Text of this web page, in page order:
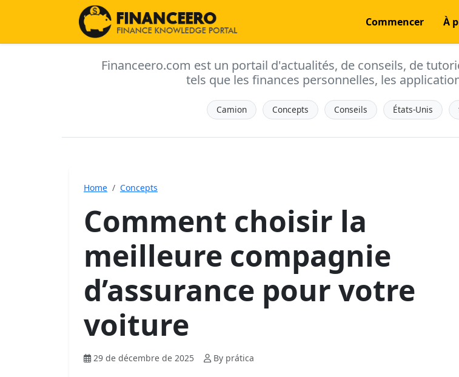
Commencer À
Financeero.com est un portail d'actualités, de conseils, de
tels que les finances personnelles, les
Camion Concepts Conseils États-Unis
Home Concepts
Comment choisir la
meilleure compagnie
d’assurance pour votre
voiture
29 de décembre de 2025 By prática